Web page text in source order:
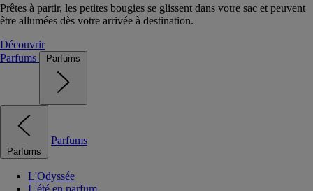
Prêtes à partir, les petites bougies se glissent dans votre sac et peuvent
être allumées dès votre arrivée à destination.
Découvrir
Parfums
Parfums
Parfums
Parfums
L'Odyssée
L'été en parfum